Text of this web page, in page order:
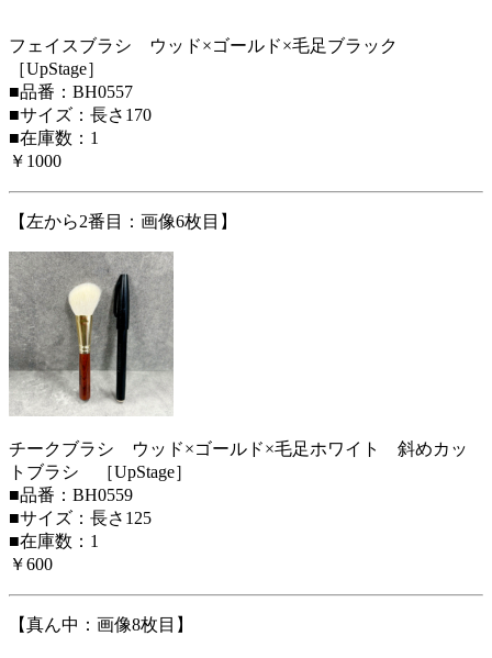
フェイスブラシ ウッド×ゴールド×毛足ブラック
［UpStage］
■品番：BH0557
■サイズ：長さ170
■在庫数：1
￥1000
【左から2番目：画像6枚目】
チークブラシ ウッド×ゴールド×毛足ホワイト 斜めカッ
トブラシ ［UpStage］
■品番：BH0559
■サイズ：長さ125
■在庫数：1
￥600
【真ん中：画像8枚目】